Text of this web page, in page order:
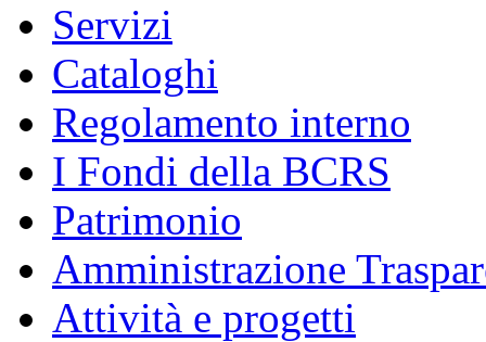
Servizi
Cataloghi
Regolamento interno
I Fondi della BCRS
Patrimonio
Amministrazione
Attività e progetti